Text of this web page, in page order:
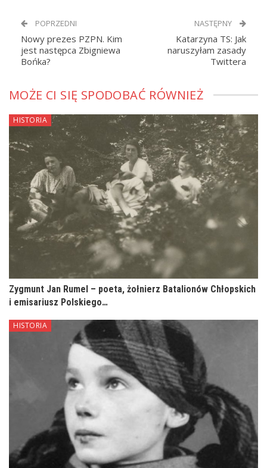
POPRZEDNI
Nowy prezes PZPN. Kim
jest następca Zbigniewa
Bońka?
NASTĘPNY
Katarzyna TS: Jak
naruszyłam zasady
Twittera
MOŻE CI SIĘ SPODOBAĆ RÓWNIEŻ
HISTORIA
Zygmunt Jan Rumel – poeta, żołnierz Batalionów Chłopskich
i emisariusz Polskiego…
HISTORIA